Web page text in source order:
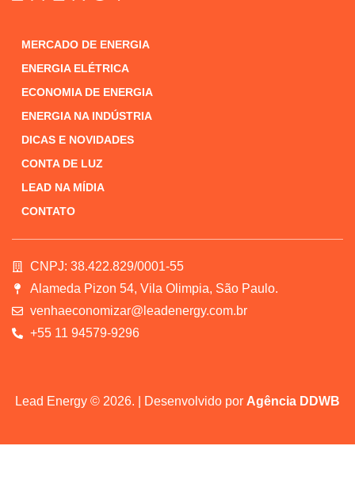
MERCADO DE ENERGIA
ENERGIA ELÉTRICA
ECONOMIA DE ENERGIA
ENERGIA NA INDÚSTRIA
DICAS E NOVIDADES
CONTA DE LUZ
LEAD NA MÍDIA
CONTATO
CNPJ: 38.422.829/0001-55
Alameda Pizon 54, Vila Olimpia, São Paulo.
venhaeconomizar@leadenergy.com.br
+55 11 94579-9296
Lead Energy © 2026. | Desenvolvido por Agência DDWB